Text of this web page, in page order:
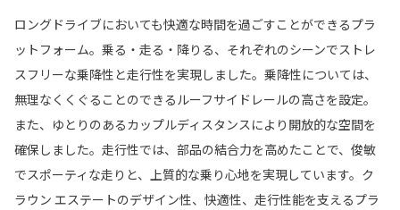
ロングドライブにおいても快適な時間を過ごすことができるプラ
ットフォーム。乗る・走る・降りる、それぞれのシーンでストレ
スフリーな乗降性と走行性を実現しました。乗降性については、
無理なくくぐることのできるルーフサイドレールの高さを設定。
また、ゆとりのあるカップルディスタンスにより開放的な空間を
確保しました。走行性では、部品の結合力を高めたことで、俊敏
でスポーティな走りと、上質的な乗り心地を実現しています。ク
ラウン エステートのデザイン性、快適性、走行性能を支えるプラ